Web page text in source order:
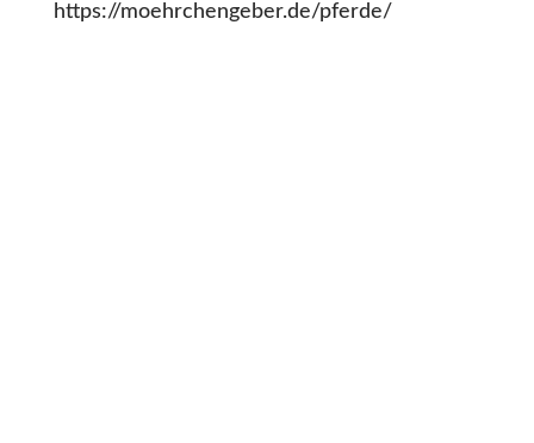
https://moehrchengeber.de/pferde/